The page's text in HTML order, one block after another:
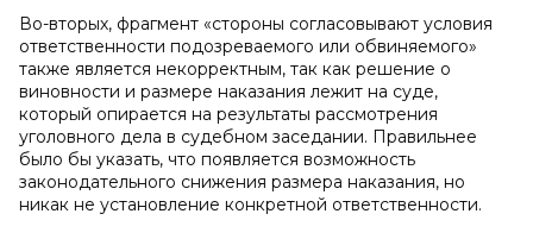
Во-вторых, фрагмент «стороны согласовывают условия
ответственности подозреваемого или обвиняемого»
также является некорректным, так как решение о
виновности и размере наказания лежит на суде,
который опирается на результаты рассмотрения
уголовного дела в судебном заседании. Правильнее
было бы указать, что появляется возможность
законодательного снижения размера наказания, но
никак не установление конкретной ответственности.